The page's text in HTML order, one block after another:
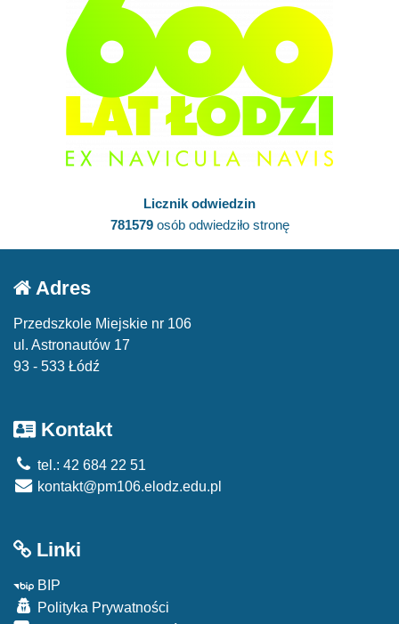
Licznik odwiedzin
781579osób odwiedziło stronę
Adres
Przedszkole Miejskie nr 106
ul. Astronautów 17
93 - 533 Łódź
Kontakt
tel.: 42 684 22 51
kontakt@pm106.elodz.edu.pl
Linki
BIP
Polityka Prywatności